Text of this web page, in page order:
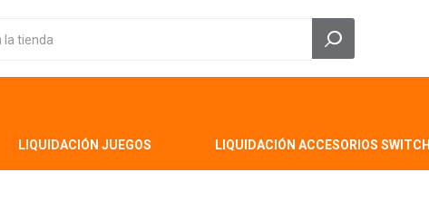
LIQUIDACIÓN JUEGOS LIQUIDACIÓN ACCESORIOS SWITCH